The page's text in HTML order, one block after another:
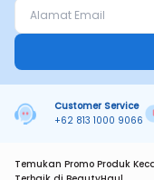
Customer Service
+62 813 1000 9066
Temukan Promo Produk